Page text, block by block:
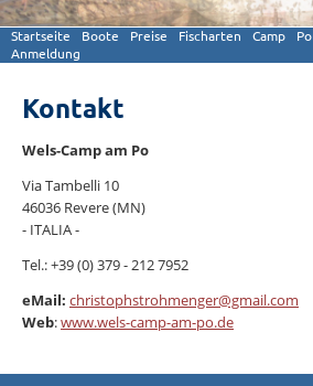
Startseite Boote Preise Fischarten Camp Po
Anmeldung
Kontakt
Wels-Camp am Po
Via Tambelli 10
46036 Revere (MN)
- ITALIA -
Tel.: +39 (0) 379 - 212 7952
eMail: christophstrohmenger@gmail.com
Web:www.wels-camp-am-po.de